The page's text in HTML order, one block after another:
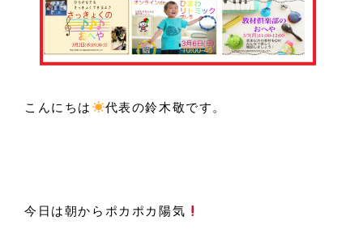
こんにちは 代表の鈴木敬です。
今日は朝からポカポカ陽気